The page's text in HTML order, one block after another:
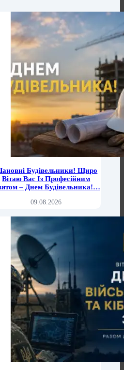
Будівельники! Щиро
Вітаю Вас Із Професійним
– Днем Будівельника!…
09.08.2026